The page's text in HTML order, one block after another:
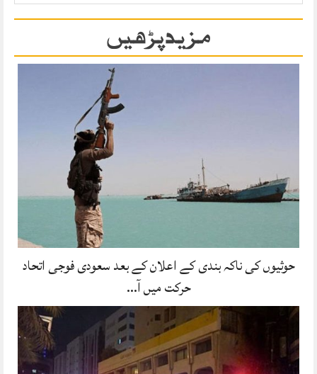
مزید پڑھیں
حوثیوں کی ناکہ بندی کے اعلان کے بعد سعودی فوجی اتحاد
حرکت میں آ…